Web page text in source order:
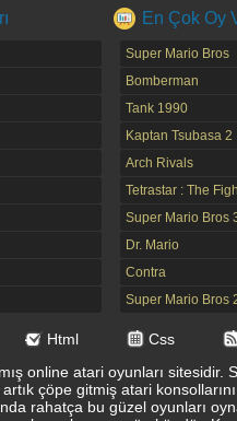
En Çok Oy
Super Mario Bros
Bomberman
Tank 1990
Kaptan Tsubasa 2
Arch Rivals
Tetrastar : The
Super Mario Bros
Dr. Mario
Contra
Super Mario Bros
Html
Css
online atari oyunları
çöpe gitmiş atari
rahatça bu güzel oyunları